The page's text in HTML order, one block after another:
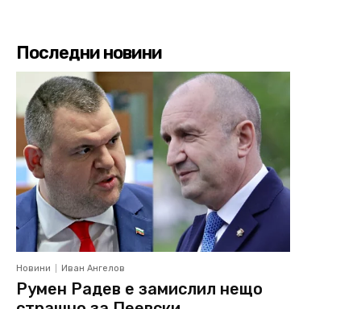
Последни новини
Новини Иван Ангелов
Румен Радев е замислил нещо